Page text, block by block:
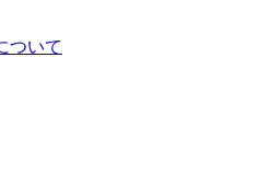
ついて